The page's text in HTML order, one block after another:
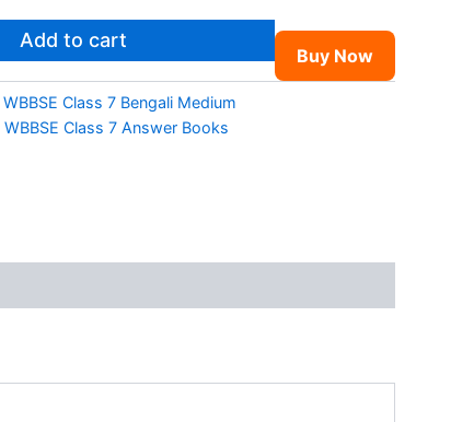
Add to cart
Buy Now
WBBSE Class 7 Bengali Medium
WBBSE Class 7 Answer Books